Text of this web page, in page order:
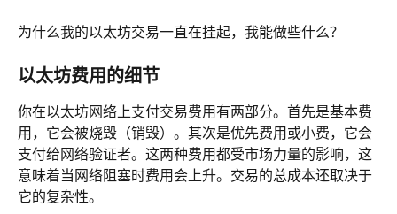
为什么我的以太坊交易一直在挂起，我能做些什么？
以太坊费用的细节
你在以太坊网络上支付交易费用有两部分。首先是基本费
用，它会被烧毁（销毁）。其次是优先费用或小费，它会
支付给网络验证者。这两种费用都受市场力量的影响，这
意味着当网络阻塞时费用会上升。交易的总成本还取决于
它的复杂性。